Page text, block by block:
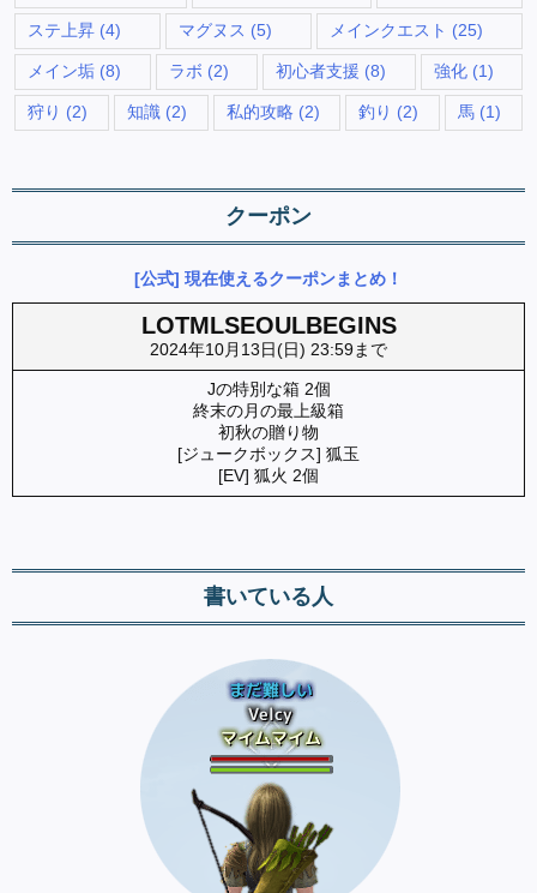
ステ上昇 (4) マグヌス (5) メインクエスト (25)
メイン垢 (8) ラボ (2) 初心者支援 (8) 強化(1)
狩り (2) 知識(2) 私的攻略 (2) 釣り (2) 馬 (1)
クーポン
[公式] 現在使えるクーポンまとめ！
LOTMLSEOULBEGINS
2024年10月13日(日) 23:59まで
Jの特別な箱 2個
終末の月の最上級箱
初秋の贈り物
[ジュークボックス] 狐玉
[EV] 狐火 2個
書いている人